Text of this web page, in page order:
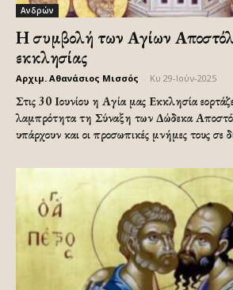
Ανδρών
Η συμβολή των Αγίων
εκκλησίας
Αρχιμ. Αθανάσιος Μισσός Κυ 29-Ιούν-2025
Στις 30 Ιουνίου η Αγία μας Εκκλησία
λαμπρότητα τη Σύναξη των Δώδεκα
υπάρχουν και οι προσωπικές μνήμες τους σε